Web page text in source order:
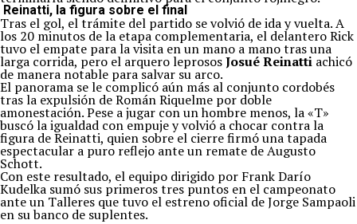
Reinatti, la figura sobre el final
Tras el gol, el trámite del partido se volvió de ida y vuelta. A
los 20 minutos de la etapa complementaria, el delantero Rick
tuvo el empate para la visita en un mano a mano tras una
larga corrida, pero el arquero leprososJosué Reinatti achicó
de manera notable para salvar su arco.
El panorama se le complicó aún más al conjunto cordobés
tras la expulsión de Román Riquelme por doble
amonestación. Pese a jugar con un hombre menos, la «T»
buscó la igualdad con empuje y volvió a chocar contra la
figura de Reinatti, quien sobre el cierre firmó una tapada
espectacular a puro reflejo ante un remate de Augusto
Schott.
Con este resultado, el equipo dirigido por Frank Darío
Kudelka sumó sus primeros tres puntos en el campeonato
ante un Talleres que tuvo el estreno oficial de Jorge Sampaoli
en su banco de suplentes.